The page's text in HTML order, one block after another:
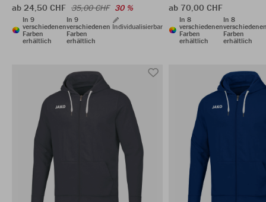
ab 24,50 CHF 35,00 CHF 30 %
In 9
verschiedenen
Farben
erhältlich
In 9
verschiedenen
Farben
erhältlich
Individualisierbar
ab 70,00 CHF
In 8
verschiedenen
Farben
erhältlich
In 8
Farben
erhältlich